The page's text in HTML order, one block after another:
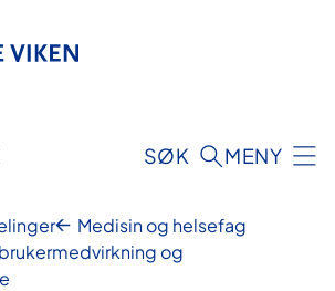
SØK MENY
Medisin og helsefag
og